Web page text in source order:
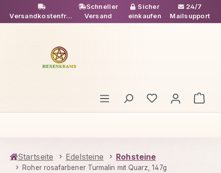
Zum Hauptinhalt springen
Versandkostenfrei
ab 49€
Schneller
Versand
Sicher
einkaufen
24/7
Mailsupport
Du hast 0
Startseite Edelsteine Rohsteine
Roher rosafarbener Turmalin mit Quarz, 147g